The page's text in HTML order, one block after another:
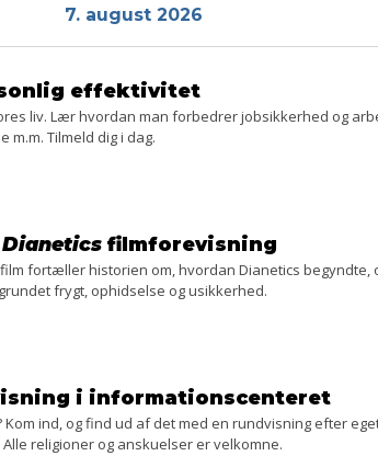
7. august 2026
effektivitet
liv. Lær hvordan man forbedrer jobsikkerhed og
Tilmeld dig i dag.
filmforevisning
fortæller historien om, hvordan Dianetics begyndte,
frygt, ophidselse og usikkerhed.
i informationscenteret
Kom ind, og find ud af det med en rundvisning efter
religioner og anskuelser er velkomne.